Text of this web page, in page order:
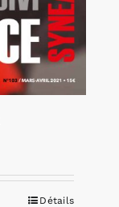
Détails